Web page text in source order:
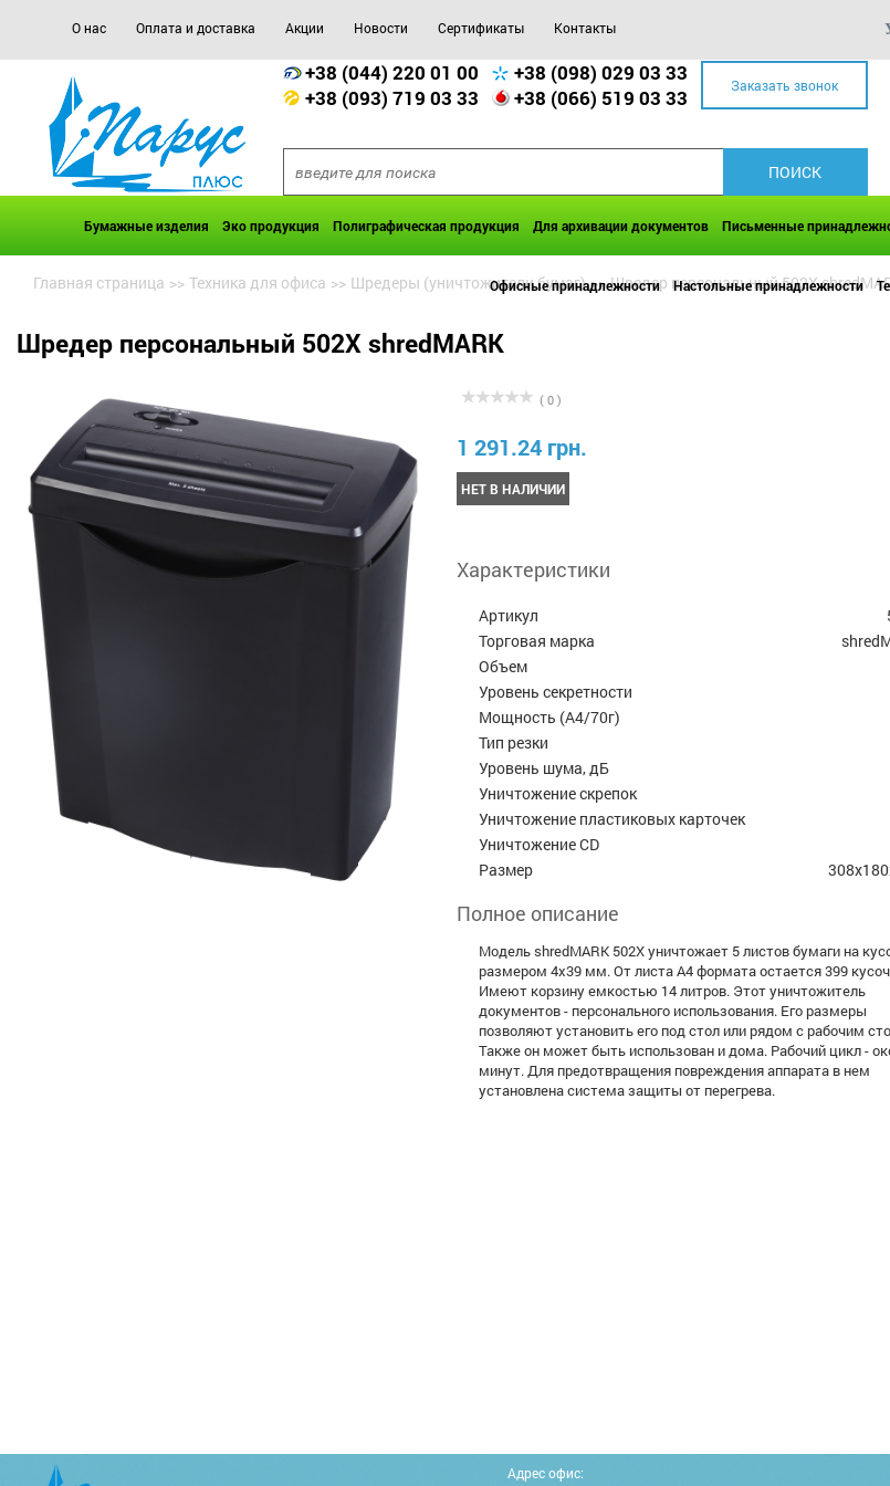
О нас Оплата и доставка Акции Новости Сертификаты Контакты
+38 (044) 220 01 00
+38 (098) 029 03 33
+38 (093) 719 03 33
+38 (066) 519 03 33 Заказать звонок
Бумажные изделия Эко продукция Полиграфическая продукция Для архивации документов Письменные
Офисные принадлежности Настольные принадлежности
Главная страница >> Техника для офиса >> Шредеры (уничтожители бумаг) >> Шредер персональный 502X
Шредер персональный 502X shredMARK
( 0 )
1 291.24 грн.
НЕТ В НАЛИЧИИ
Характеристики
Артикул
Торговая марка
Объем
Уровень секретности
Мощность (А4/70г)
Тип резки
Уровень шума, дБ
Уничтожение скрепок
Уничтожение пластиковых карточек
Уничтожение CD
Размер
Полное описание
Модель shredMARK 502X уничтожает 5 листов бумаги на
размером 4х39 мм. От листа А4 формата остается 399
Имеют корзину емкостью 14 литров. Этот уничтожитель
документов - персонального использования. Его размеры
позволяют установить его под стол или рядом с рабочим
Также он может быть использован и дома. Рабочий цикл -
минут. Для предотвращения повреждения аппарата в нем
установлена система защиты от перегрева.
Адрес офис: